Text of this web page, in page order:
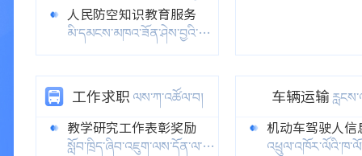
人民防空知识教育服务
མི་དམངས་མཁའ་ཟོན་ཤེས་བྱའི་སློབ་གསོའི་ཞབས་ཞུ།
学校、幼儿园、托儿所基本安全防范教育
སློབ་གྲྭ།བུ་བཅོལ་ཁང་།བུ་བཅོལ་ཁང་བཅས་ཀྱི་གཞི་རྩའི་བདེ་འཇགས་ཉེན་ཟོན་སློབ་གསོ།
工作求职 ལས་ཀ་འཚོལ་བ།
教学研究工作表彰奖励
སློབ་ཁྲིད་ཞིབ་འཇུག་ལས་དོན་ལ་གཟེངས་བསྟོད་དང་བྱ་དགའ་སྤྲོད་པ།
车辆运输